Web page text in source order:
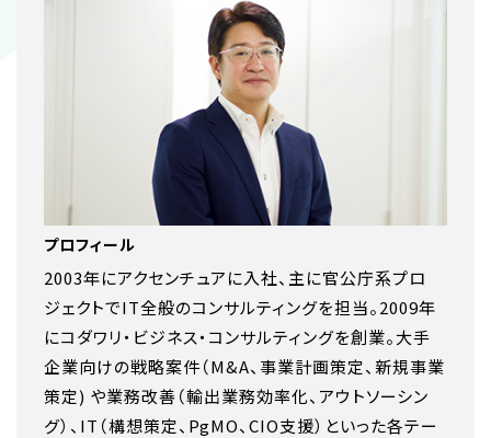
プロフィール
2003年にアクセンチュアに入社、主に官公庁系プロ
ジェクトでIT全般のコンサルティングを担当。2009年
にコダワリ・ビジネス・コンサルティングを創業。大手
企業向けの戦略案件（M&A、事業計画策定、新規事業
策定) や業務改善（輸出業務効率化、アウトソーシン
グ）、IT（構想策定、PgMO、CIO支援）といった各テー